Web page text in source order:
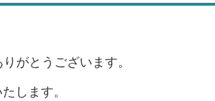
がとうございます。
します。